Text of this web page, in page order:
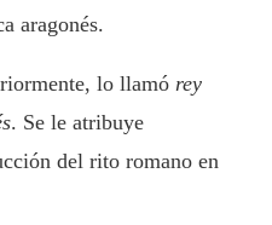
aragonés.
lo llamó rey
. Se le atribuye
del rito romano en